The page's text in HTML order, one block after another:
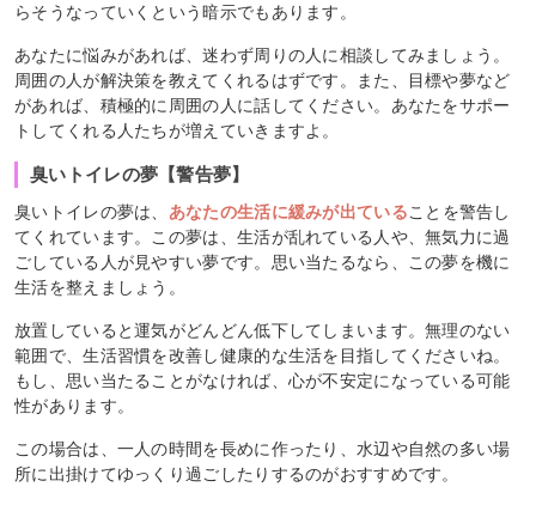
らそうなっていくという暗示でもあります。
あなたに悩みがあれば、迷わず周りの人に相談してみましょう。
周囲の人が解決策を教えてくれるはずです。また、目標や夢など
があれば、積極的に周囲の人に話してください。あなたをサポー
トしてくれる人たちが増えていきますよ。
臭いトイレの夢【警告夢】
臭いトイレの夢は、 あなたの生活に緩みが出ていることを警告し
てくれています。この夢は、生活が乱れている人や、無気力に過
ごしている人が見やすい夢です。思い当たるなら、この夢を機に
生活を整えましょう。
放置していると運気がどんどん低下してしまいます。無理のない
範囲で、生活習慣を改善し健康的な生活を目指してくださいね。
もし、思い当たることがなければ、心が不安定になっている可能
性があります。
この場合は、一人の時間を長めに作ったり、水辺や自然の多い場
所に出掛けてゆっくり過ごしたりするのがおすすめです。